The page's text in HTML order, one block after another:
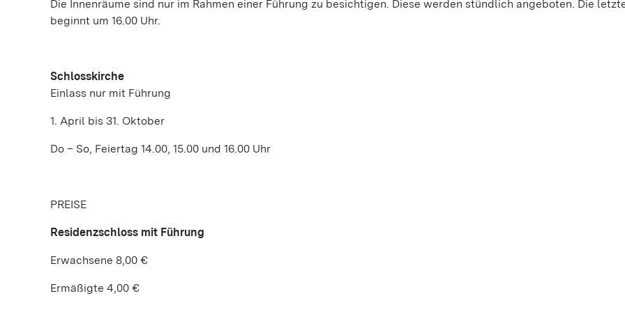
Die Innenräume sind nur im Rahmen einer Führung zu besichtigen. Diese werden stündlich angeboten. Die
beginnt um 16.00 Uhr.
Schlosskirche
Einlass nur mit Führung
1. April bis 31. Oktober
Do – So, Feiertag 14.00, 15.00 und 16.00 Uhr
PREISE
Residenzschloss mit Führung
Erwachsene 8,00 €
Ermäßigte 4,00 €